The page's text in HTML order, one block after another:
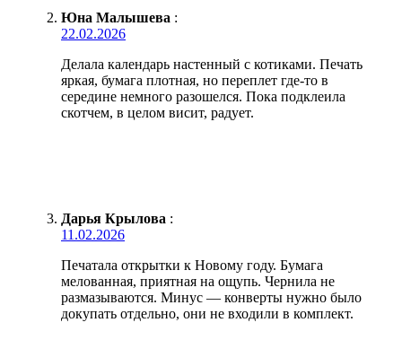
Юна Малышева :
22.02.2026
Делала календарь настенный с котиками. Печать
яркая, бумага плотная, но переплет где-то в
середине немного разошелся. Пока подклеила
скотчем, в целом висит, радует.
Дарья Крылова :
11.02.2026
Печатала открытки к Новому году. Бумага
мелованная, приятная на ощупь. Чернила не
размазываются. Минус — конверты нужно было
докупать отдельно, они не входили в комплект.